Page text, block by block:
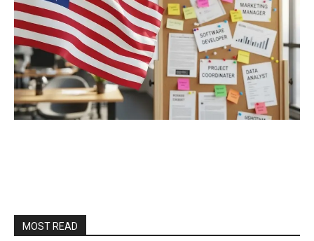
MOST READ